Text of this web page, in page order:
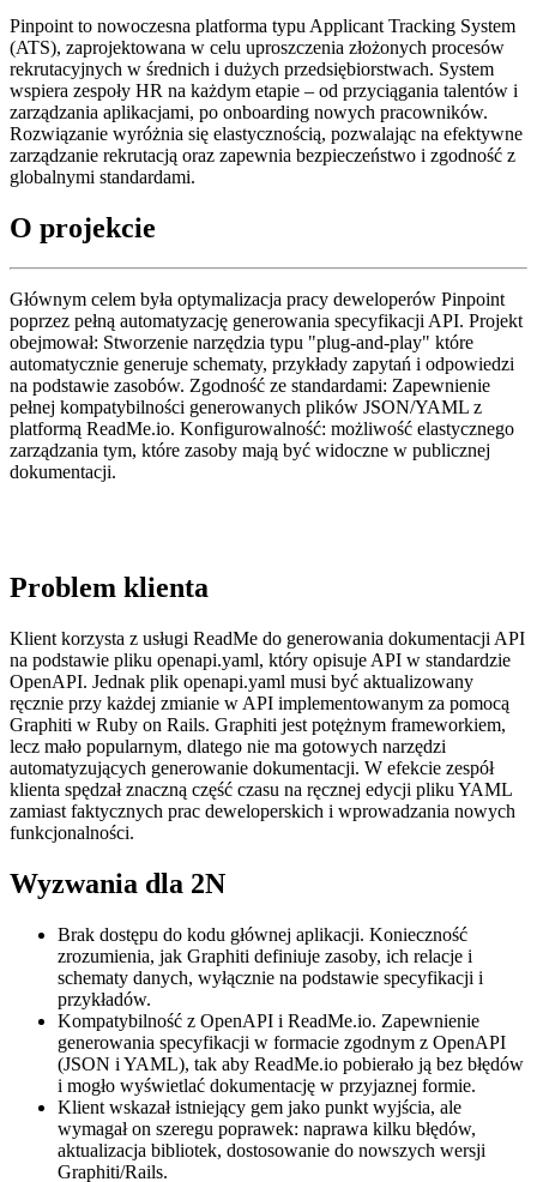
Pinpoint to nowoczesna platforma typu Applicant Tracking System
(ATS), zaprojektowana w celu uproszczenia złożonych procesów
rekrutacyjnych w średnich i dużych przedsiębiorstwach. System
wspiera zespoły HR na każdym etapie – od przyciągania talentów i
zarządzania aplikacjami, po onboarding nowych pracowników.
Rozwiązanie wyróżnia się elastycznością, pozwalając na efektywne
zarządzanie rekrutacją oraz zapewnia bezpieczeństwo i zgodność z
globalnymi standardami.
O projekcie
Głównym celem była optymalizacja pracy deweloperów Pinpoint
poprzez pełną automatyzację generowania specyfikacji API. Projekt
obejmował: Stworzenie narzędzia typu "plug-and-play" które
automatycznie generuje schematy, przykłady zapytań i odpowiedzi
na podstawie zasobów. Zgodność ze standardami: Zapewnienie
pełnej kompatybilności generowanych plików JSON/YAML z
platformą ReadMe.io. Konfigurowalność: możliwość elastycznego
zarządzania tym, które zasoby mają być widoczne w publicznej
dokumentacji.
Problem klienta
Klient korzysta z usługi ReadMe do generowania dokumentacji API
na podstawie pliku openapi.yaml, który opisuje API w standardzie
OpenAPI. Jednak plik openapi.yaml musi być aktualizowany
ręcznie przy każdej zmianie w API implementowanym za pomocą
Graphiti w Ruby on Rails. Graphiti jest potężnym frameworkiem,
lecz mało popularnym, dlatego nie ma gotowych narzędzi
automatyzujących generowanie dokumentacji. W efekcie zespół
klienta spędzał znaczną część czasu na ręcznej edycji pliku YAML
zamiast faktycznych prac deweloperskich i wprowadzania nowych
funkcjonalności.
Wyzwania dla 2N
Brak dostępu do kodu głównej aplikacji. Konieczność
zrozumienia, jak Graphiti definiuje zasoby, ich relacje i
schematy danych, wyłącznie na podstawie specyfikacji i
przykładów.
Kompatybilność z OpenAPI i ReadMe.io. Zapewnienie
generowania specyfikacji w formacie zgodnym z OpenAPI
(JSON i YAML), tak aby ReadMe.io pobierało ją bez błędów
i mogło wyświetlać dokumentację w przyjaznej formie.
Klient wskazał istniejący gem jako punkt wyjścia, ale
wymagał on szeregu poprawek: naprawa kilku błędów,
aktualizacja bibliotek, dostosowanie do nowszych wersji
Graphiti/Rails.